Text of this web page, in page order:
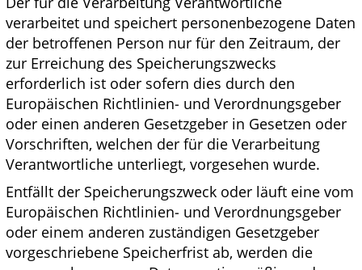
verarbeitet und speichert personenbezogene Daten
der betroffenen Person nur für den Zeitraum, der
zur Erreichung des Speicherungszwecks
erforderlich ist oder sofern dies durch den
Europäischen Richtlinien- und Verordnungsgeber
oder einen anderen Gesetzgeber in Gesetzen oder
Vorschriften, welchen der für die Verarbeitung
Verantwortliche unterliegt, vorgesehen wurde.
Entfällt der Speicherungszweck oder läuft eine vom
Europäischen Richtlinien- und Verordnungsgeber
oder einem anderen zuständigen Gesetzgeber
vorgeschriebene Speicherfrist ab, werden die